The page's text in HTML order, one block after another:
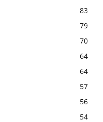
83
79
70
64
64
57
56
54